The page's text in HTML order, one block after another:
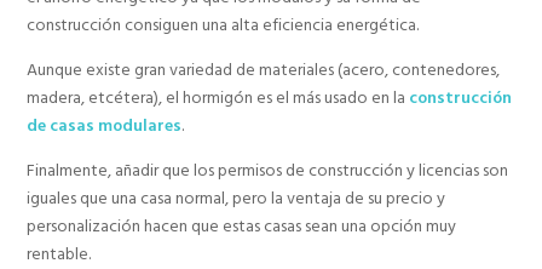
construcción consiguen una alta eficiencia energética.
Aunque existe gran variedad de materiales (acero, contenedores,
madera, etcétera), el hormigón es el más usado en la construcción
de casas modulares.
Finalmente, añadir que los permisos de construcción y licencias son
iguales que una casa normal, pero la ventaja de su precio y
personalización hacen que estas casas sean una opción muy
rentable.